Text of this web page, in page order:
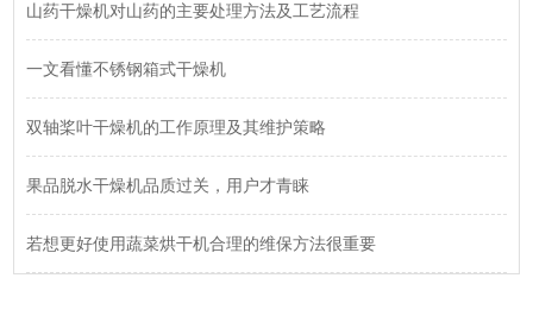
山药干燥机对山药的主要处理方法及工艺流程
一文看懂不锈钢箱式干燥机
双轴桨叶干燥机的工作原理及其维护策略
果品脱水干燥机品质过关，用户才青睐
若想更好使用蔬菜烘干机合理的维保方法很重要